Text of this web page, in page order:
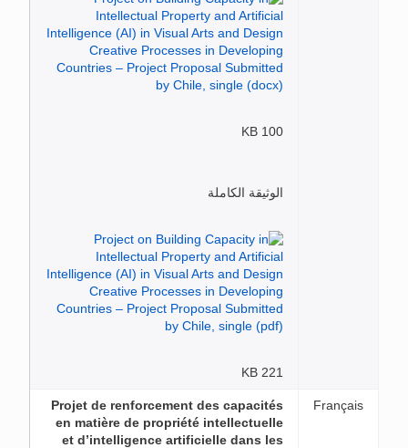
100 KB
الوثيقة الكاملة
221 KB
Français
Projet de renforcement des capacités
en matière de propriété intellectuelle
et d’intelligence artificielle dans les